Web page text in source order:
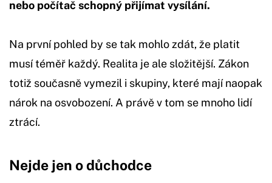
nebo počítač schopný přijímat vysílání.
Na první pohled by se tak mohlo zdát, že platit
musí téměř každý. Realita je ale složitější. Zákon
totiž současně vymezil i skupiny, které mají naopak
nárok na osvobození. A právě v tom se mnoho lidí
ztrácí.
Nejde jen o důchodce